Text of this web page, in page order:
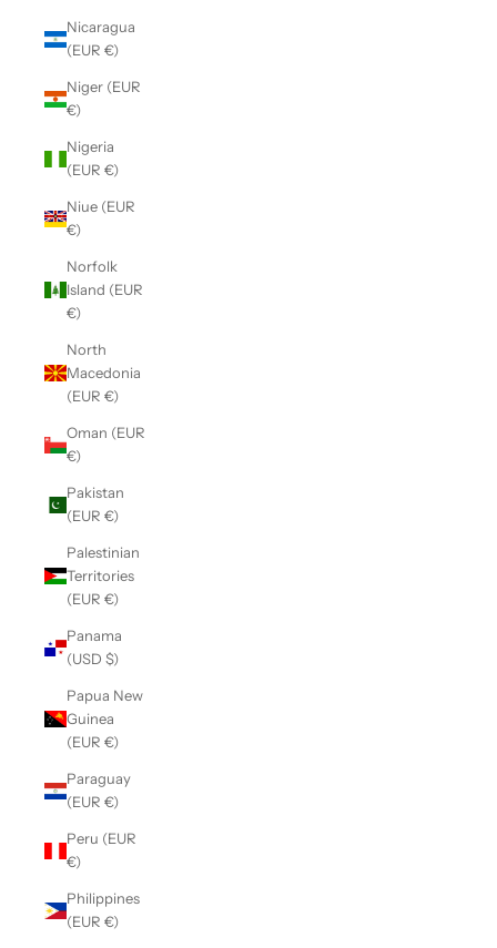
Nicaragua
(EUR €)
Niger (EUR
€)
Nigeria
(EUR €)
Niue (EUR
€)
Norfolk
Island (EUR
€)
North
Macedonia
(EUR €)
Oman (EUR
€)
Pakistan
(EUR €)
Palestinian
Territories
(EUR €)
Panama
(USD $)
Papua New
Guinea
(EUR €)
Paraguay
(EUR €)
Peru (EUR
€)
Philippines
(EUR €)